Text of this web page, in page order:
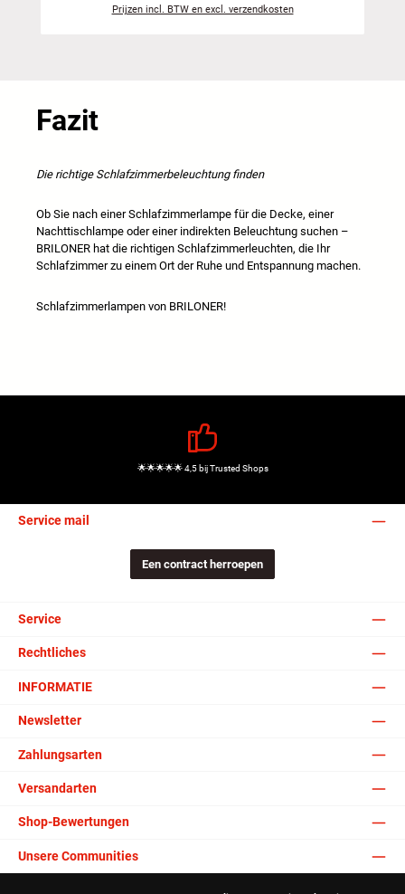
Prijzen incl. BTW en excl. verzendkosten
Fazit
Die richtige Schlafzimmerbeleuchtung finden
Ob Sie nach einer Schlafzimmerlampe für die Decke, einer
Nachttischlampe oder einer indirekten Beleuchtung suchen –
BRILONER hat die richtigen Schlafzimmerleuchten, die Ihr
Schlafzimmer zu einem Ort der Ruhe und Entspannung machen.
Schlafzimmerlampen von BRILONER!
🌟🌟🌟🌟🌟 4,5 bij Trusted Shops
Service mail
Een contract herroepen
Service
Rechtliches
INFORMATIE
Newsletter
Zahlungsarten
Versandarten
Shop-Bewertungen
Unsere Communities